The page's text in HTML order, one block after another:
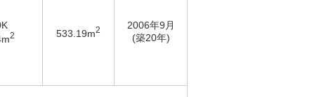
2 533.19m2
2006年9月
(築20年)